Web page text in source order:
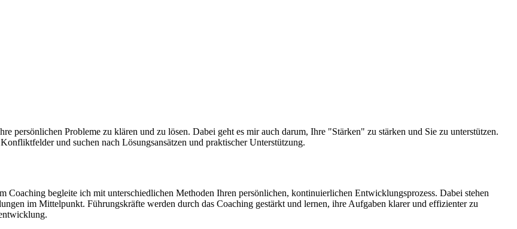
persönlichen Probleme zu klären und zu lösen. Dabei geht es mir auch darum, Ihre "Stärken" zu stärken und Sie zu unterstützen.
und suchen nach Lösungsansätzen und praktischer Unterstützung.
begleite ich mit unterschiedlichen Methoden Ihren persönlichen, kontinuierlichen Entwicklungsprozess. Dabei stehen
im Mittelpunkt. Führungskräfte werden durch das Coaching gestärkt und lernen, ihre Aufgaben klarer und effizienter zu